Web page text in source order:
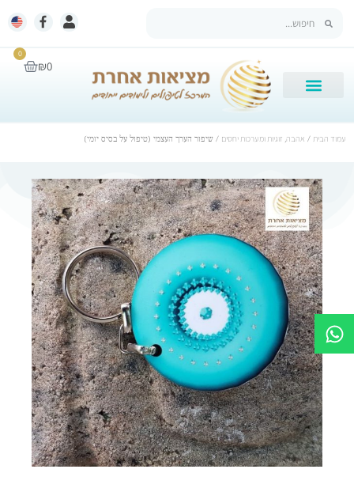
₪0
0
עמוד הבית / אהבה, זוגיות ומערכות יחסים / שיפור הערך העצמי (טיפול על בסיס יומי)